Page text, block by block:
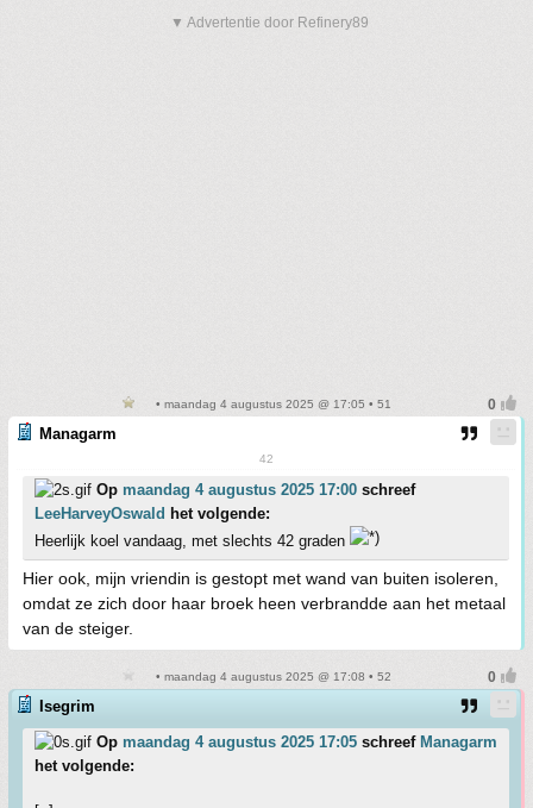
▼ Advertentie door Refinery89
• maandag 4 augustus 2025 @ 17:05 • 51
Managarm
42
Op maandag 4 augustus 2025 17:00 schreef
LeeHarveyOswald het volgende:
Heerlijk koel vandaag, met slechts 42 graden
Hier ook, mijn vriendin is gestopt met wand van buiten isoleren,
omdat ze zich door haar broek heen verbrandde aan het metaal
van de steiger.
• maandag 4 augustus 2025 @ 17:08 • 52
Isegrim
Op maandag 4 augustus 2025 17:05 schreef Managarm
het volgende: